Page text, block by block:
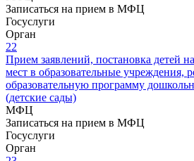
Записаться на прием в МФЦ
Госуслуги
Орган
22
Прием заявлений, постановка детей
мест в образовательные учреждения,
образовательную программу
(детские сады)
МФЦ
Записаться на прием в МФЦ
Госуслуги
Орган